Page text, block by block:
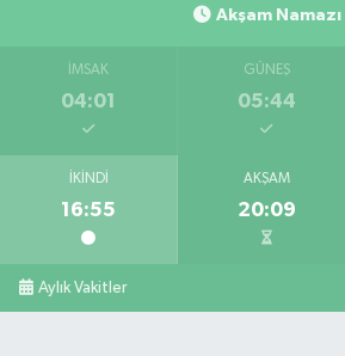
Akşam Namazı
İMSAK
04:01
GÜNEŞ
05:44
İKINDI
16:55
AKŞAM
20:09
Aylık Vakitler